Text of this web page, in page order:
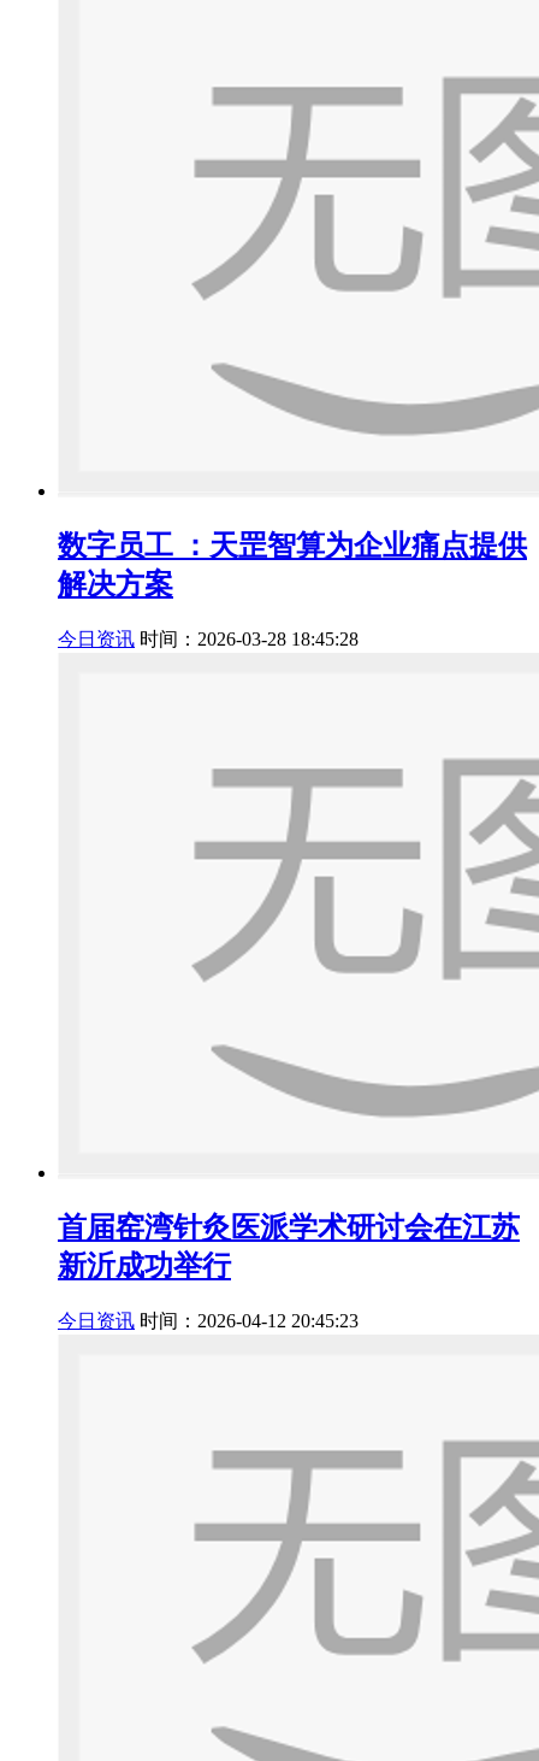
数字员工 ：天罡智算为企业痛点提供
解决方案
今日资讯 时间：2026-03-28 18:45:28
首届窑湾针灸医派学术研讨会在江苏
新沂成功举行
今日资讯 时间：2026-04-12 20:45:23